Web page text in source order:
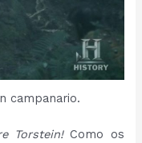
campanario.
Torstein!Como os